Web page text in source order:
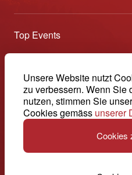
Unsere Website nutzt
zu verbessern. Wenn Sie
nutzen, stimmen Sie
Cookies gemäss unserer
Cookies
Über uns
Allgemeine
Medien
Kontakt
Top Events
Offene Weinkeller
Tavolata
Sélection (Ergebnisse)
Swiss Wine Valais - Avenue de
Conthey - Suisse
info@swisswinevalais.ch
© 2026, Swiss Wine Valais